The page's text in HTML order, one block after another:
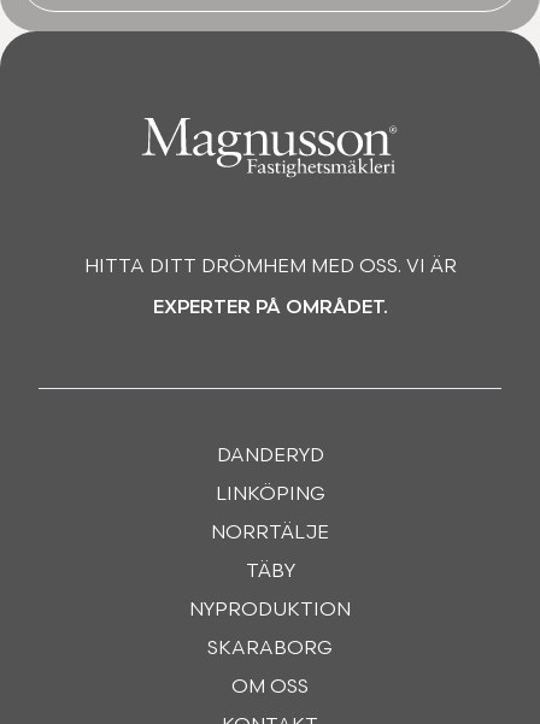
HITTA DITT DRÖMHEM MED OSS. VI ÄR
EXPERTER PÅ OMRÅDET.
DANDERYD
LINKÖPING
NORRTÄLJE
TÄBY
NYPRODUKTION
SKARABORG
OM OSS